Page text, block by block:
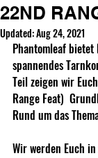
22ND
Updated:Aug 24, 2021
Phantomleaf bietet
spannendes
Teil zeigen wir
Range Feat)
Rund um das
Wir werden Euch